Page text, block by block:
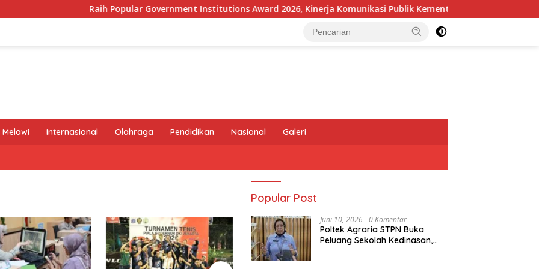
Raih Popular Government Institutions Award 2026, Kinerja Komunikasi Publik Kementerian ATR/BPN Kembali
Melawi Internasional Olahraga Pendidikan Nasional Galeri
Popular Post
Juni 10, 2026 0 Komentar
Poltek Agraria STPN Buka
Peluang Sekolah Kedinasan,